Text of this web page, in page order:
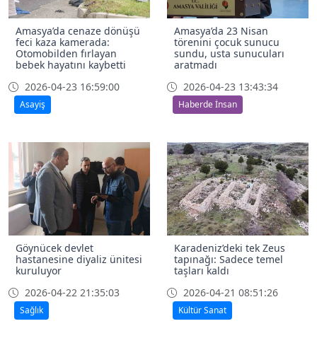
Amasya’da cenaze dönüşü
feci kaza kamerada:
Otomobilden fırlayan
bebek hayatını kaybetti
2026-04-23 16:59:00
Asayiş
Amasya’da 23 Nisan
törenini çocuk sunucu
sundu, usta sunucuları
aratmadı
2026-04-23 13:43:34
Haberde İnsan
Göynücek devlet
hastanesine diyaliz ünitesi
kuruluyor
2026-04-22 21:35:03
Sağlık
Karadeniz’deki tek Zeus
tapınağı: Sadece temel
taşları kaldı
2026-04-21 08:51:26
Kültür Sanat